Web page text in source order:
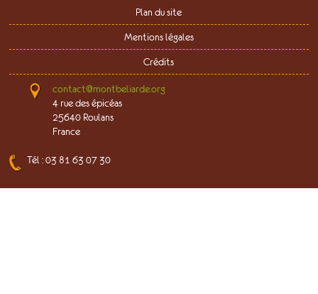
Plan du site
Mentions légales
Crédits
contact@montbeliarde.org
4 rue des épicéas
25640 Roulans
France
Tél : 03 81 63 07 30